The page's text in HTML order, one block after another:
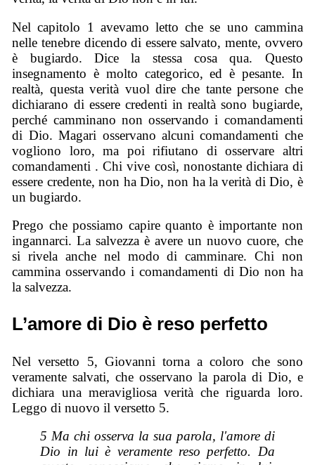
Nel capitolo 1 avevamo letto che se uno cammina
nelle tenebre dicendo di essere salvato, mente, ovvero
è bugiardo. Dice la stessa cosa qua. Questo
insegnamento è molto categorico, ed è pesante. In
realtà, questa verità vuol dire che tante persone che
dichiarano di essere credenti in realtà sono bugiarde,
perché camminano non osservando i comandamenti
di Dio. Magari osservano alcuni comandamenti che
vogliono loro, ma poi rifiutano di osservare altri
comandamenti . Chi vive così, nonostante dichiara di
essere credente, non ha Dio, non ha la verità di Dio, è
un bugiardo.
Prego che possiamo capire quanto è importante non
ingannarci. La salvezza è avere un nuovo cuore, che
si rivela anche nel modo di camminare. Chi non
cammina osservando i comandamenti di Dio non ha
la salvezza.
L’amore di Dio è reso perfetto
Nel versetto 5, Giovanni torna a coloro che sono
veramente salvati, che osservano la parola di Dio, e
dichiara una meravigliosa verità che riguarda loro.
Leggo di nuovo il versetto 5.
5 Ma chi osserva la sua parola, l'amore di
Dio in lui è veramente reso perfetto. Da